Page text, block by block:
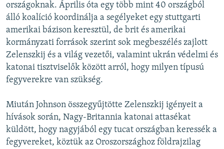
országoknak. Április óta egy több mint 40 országból
álló koalíció koordinálja a segélyeket egy stuttgarti
amerikai bázison keresztül, de brit és amerikai
kormányzati források szerint sok megbeszélés zajlott
Zelenszkij és a világ vezetői, valamint ukrán védelmi és
katonai tisztviselők között arról, hogy milyen típusú
fegyverekre van szükség.
Miután Johnson összegyűjtötte Zelenszkij igényeit a
hívások során, Nagy-Britannia katonai attasékat
küldött, hogy nagyjából egy tucat országban keressék a
fegyvereket, köztük az Oroszországhoz földrajzilag